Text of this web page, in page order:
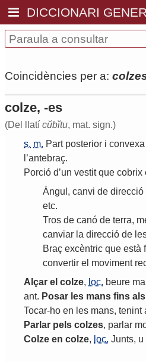
DICCIONARI
Coincidències per a:
colze, -es
(Del llatí cŭbĭtu, mat. sign.)
s. m. Part posterior i convexa
’antebraç.
Porció d’un vestit que cobrix
Àngul , canvi de direcció
etc.
Tros de canó de terra,
canviar la direcció de
Braç excèntric que està
convertir el moviment
Alçar el colze, loc. beure
ant. Posar les mans fins als
Tocar-ho en les mans, tenint
Parlar pels colzes, parlar
Colze en colze, loc. Junts, u